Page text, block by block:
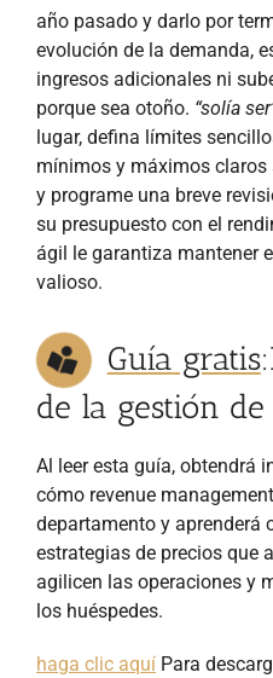
año pasado y darlo por
evolución de la demanda,
ingresos adicionales ni
porque sea otoño. “solía
lugar, defina límites
mínimos y máximos claros
y programe una breve
su presupuesto con el
ágil le garantiza mantener
valioso.
Guía gratis
de la gestión de
Al leer esta guía, obtendrá
cómo revenue
departamento y aprenderá
estrategias de precios que
agilicen las operaciones y
los huéspedes.
haga clic aquí Para